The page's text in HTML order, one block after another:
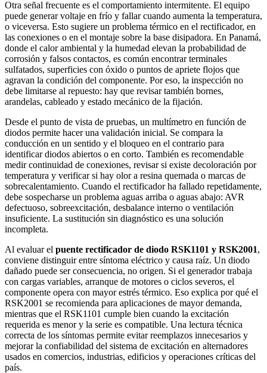
Otra señal frecuente es el comportamiento intermitente. El equipo
puede generar voltaje en frío y fallar cuando aumenta la temperatura,
o viceversa. Esto sugiere un problema térmico en el rectificador, en
las conexiones o en el montaje sobre la base disipadora. En Panamá,
donde el calor ambiental y la humedad elevan la probabilidad de
corrosión y falsos contactos, es común encontrar terminales
sulfatados, superficies con óxido o puntos de apriete flojos que
agravan la condición del componente. Por eso, la inspección no
debe limitarse al repuesto: hay que revisar también bornes,
arandelas, cableado y estado mecánico de la fijación.
Desde el punto de vista de pruebas, un multímetro en función de
diodos permite hacer una validación inicial. Se compara la
conducción en un sentido y el bloqueo en el contrario para
identificar diodos abiertos o en corto. También es recomendable
medir continuidad de conexiones, revisar si existe decoloración por
temperatura y verificar si hay olor a resina quemada o marcas de
sobrecalentamiento. Cuando el rectificador ha fallado repetidamente,
debe sospecharse un problema aguas arriba o aguas abajo: AVR
defectuoso, sobreexcitación, desbalance interno o ventilación
insuficiente. La sustitución sin diagnóstico es una solución
incompleta.
Al evaluar el puente rectificador de diodo RSK1101 y RSK2001,
conviene distinguir entre síntoma eléctrico y causa raíz. Un diodo
dañado puede ser consecuencia, no origen. Si el generador trabaja
con cargas variables, arranque de motores o ciclos severos, el
componente opera con mayor estrés térmico. Eso explica por qué el
RSK2001 se recomienda para aplicaciones de mayor demanda,
mientras que el RSK1101 cumple bien cuando la excitación
requerida es menor y la serie es compatible. Una lectura técnica
correcta de los síntomas permite evitar reemplazos innecesarios y
mejorar la confiabilidad del sistema de excitación en alternadores
usados en comercios, industrias, edificios y operaciones críticas del
país.